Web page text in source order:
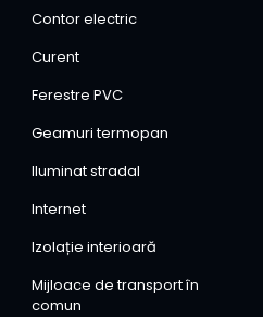
Contor electric
Curent
Ferestre PVC
Geamuri termopan
Iluminat stradal
Internet
Izolație interioară
Mijloace de transport în
comun